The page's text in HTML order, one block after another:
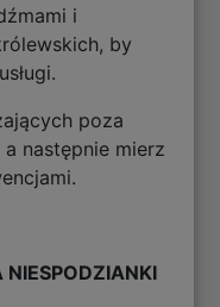
i
by
poza
następnie mierz